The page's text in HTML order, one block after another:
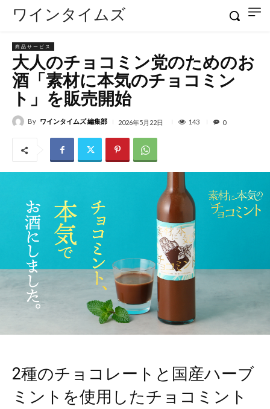
ワインタイムズ
商品サービス
大人のチョコミン党のためのお
酒「素材に本気のチョコミン
ト」を販売開始
By ワインタイムズ 編集部 2026年5月22日 143 0
2種のチョコレートと国産ハーブ
ミントを使用したチョコミント